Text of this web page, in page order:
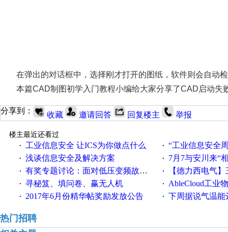
在弹出的对话框中，选择刚才打开的图纸，软件则会自动
本篇CAD制图初学入门教程小编给大家分享了CAD启动失
分享到： 收藏 邀请回答 回复楼主 举报
楼主最近还看过
·
工业信息安全 让ICS为你做点什么 · “工业信息安全周之我见”
· 浅谈信息安全及解决方案 · 7月7与安川来“
· 有奖专题讨论：面对低压变频故障，老手是这样解决的！ · 【德力西电气】三
· 寻秘笈、填问卷、赢无人机 · AbleCloud工业物联
· 2017年6月份精华帖奖励发放公告 · 下周据说气温能
热门招聘